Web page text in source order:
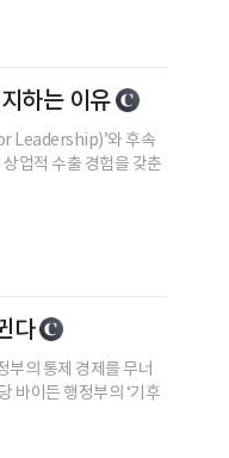
하는 이유
Leadership)’와 후속
업적 수출 경험을 갖춘
다
의 통제 경제를 무너
바이든 행정부의 ‘기후